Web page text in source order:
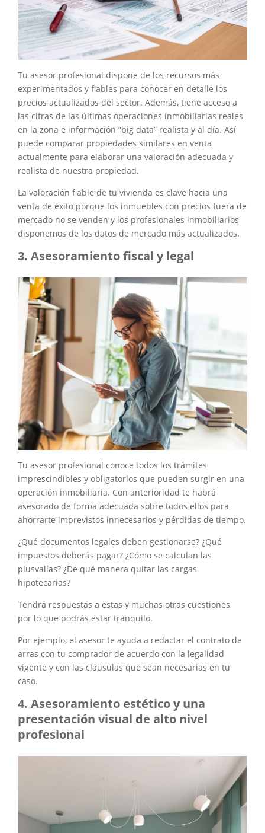
Tu asesor profesional dispone de los recursos más
experimentados y fiables para conocer en detalle los
precios actualizados del sector. Además, tiene acceso a
las cifras de las últimas operaciones inmobiliarias reales
en la zona e información “big data” realista y al día. Así
puede comparar propiedades similares en venta
actualmente para elaborar una valoración adecuada y
realista de nuestra propiedad.
La valoración fiable de tu vivienda es clave hacia una
venta de éxito porque los inmuebles con precios fuera de
mercado no se venden y los profesionales inmobiliarios
disponemos de los datos de mercado más actualizados.
Asesoramiento fiscal y legal
Tu asesor profesional conoce todos los trámites
imprescindibles y obligatorios que pueden surgir en una
operación inmobiliaria. Con anterioridad te habrá
asesorado de forma adecuada sobre todos ellos para
ahorrarte imprevistos innecesarios y pérdidas de tiempo.
¿Qué documentos legales deben gestionarse? ¿Qué
impuestos deberás pagar? ¿Cómo se calculan las
plusvalías? ¿De qué manera quitar las cargas
hipotecarias?
Tendrá respuestas a estas y muchas otras cuestiones,
por lo que podrás estar tranquilo.
Por ejemplo, el asesor te ayuda a redactar el contrato de
arras con tu comprador de acuerdo con la legalidad
vigente y con las cláusulas que sean necesarias en tu
caso.
Asesoramiento estético y una
presentación visual de alto nivel
profesional